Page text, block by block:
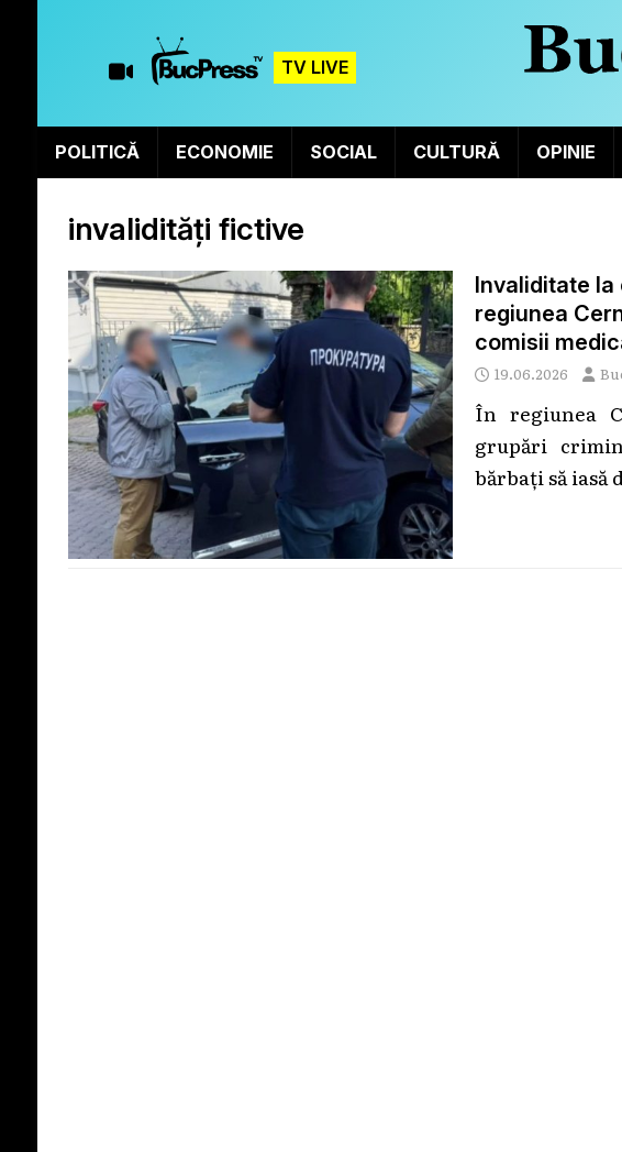
TV LIVE
POLITICĂ ECONOMIE SOCIAL CULTURĂ OPINIE
invalidități fictive
Invaliditate la
regiunea
comisii
19.06.2026
În regiunea
grupări
bărbați să iasă